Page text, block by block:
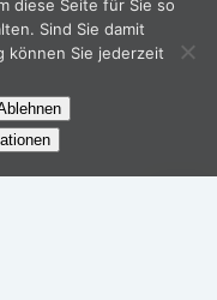
diese Seite für Sie so
Sind Sie damit
können Sie jederzeit